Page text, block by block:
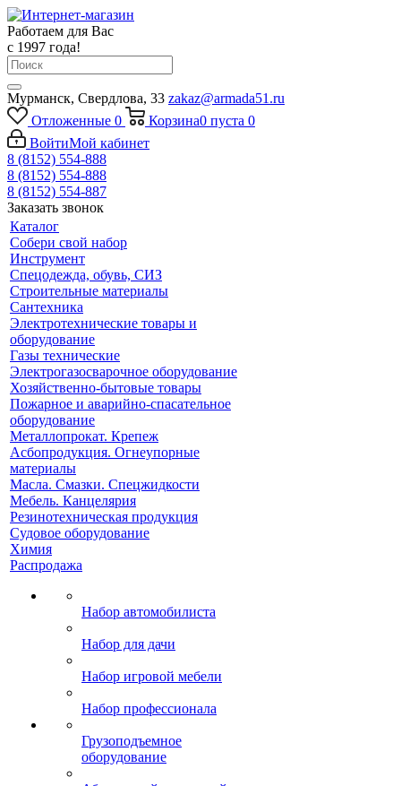
Работаем для Вас
с 1997 года!
Мурманск, Свердлова, 33 zakaz@armada51.ru
Отложенные 0 Корзина0 пуста 0
ВойтиМой кабинет
8 (8152) 554-888
8 (8152) 554-888
8 (8152) 554-887
Заказать звонок
Каталог
Собери свой набор
Инструмент
Спецодежда, обувь, СИЗ
Строительные материалы
Сантехника
Электротехнические товары и
оборудование
Газы технические
Электрогазосварочное оборудование
Хозяйственно-бытовые товары
Пожарное и аварийно-спасательное
оборудование
Металлопрокат. Крепеж
Асбопродукция. Огнеупорные
материалы
Масла. Смазки. Спецжидкости
Мебель. Канцелярия
Резинотехническая продукция
Судовое оборудование
Химия
Распродажа
Набор автомобилиста
Набор для дачи
Набор игровой мебели
Набор профессионала
Грузоподъемное
оборудование